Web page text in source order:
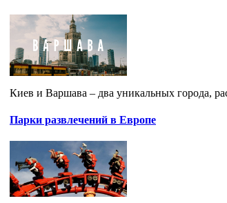
Киев и Варшава – два уникальных города,
Парки развлечений в Европе